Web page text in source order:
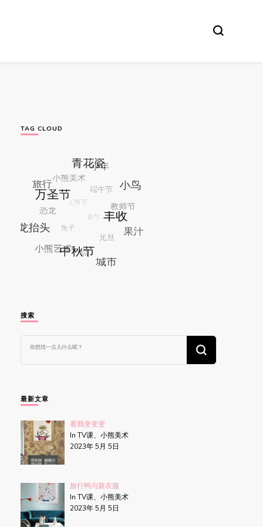
TAG CLOUD
搜索
么
吗?
最新文章
看我变变变
In TV课、小熊美术
2023年 5月 5日
旅行鸭与新衣服
In TV课、小熊美术
2023年 5月 5日